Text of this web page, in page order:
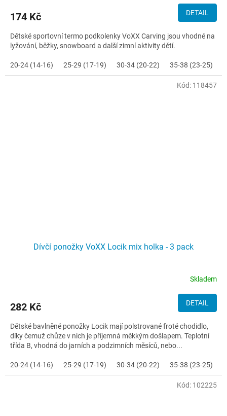
174 Kč DETAIL
Dětské sportovní termo podkolenky VoXX Carving jsou vhodné na
lyžování, běžky, snowboard a další zimní aktivity dětí.
20-24 (14-16) 25-29 (17-19) 30-34 (20-22) 35-38 (23-25)
Dívčí ponožky VoXX Locik mix holka - 3 pack
Skladem
282 Kč DETAIL
Dětské bavlněné ponožky Locik mají polstrované froté chodidlo,
díky čemuž chůze v nich je příjemná měkkým došlapem. Teplotní
třída B, vhodná do jarních a podzimních měsíců, nebo...
20-24 (14-16) 25-29 (17-19) 30-34 (20-22) 35-38 (23-25)
Kód: 118457
Kód: 102225